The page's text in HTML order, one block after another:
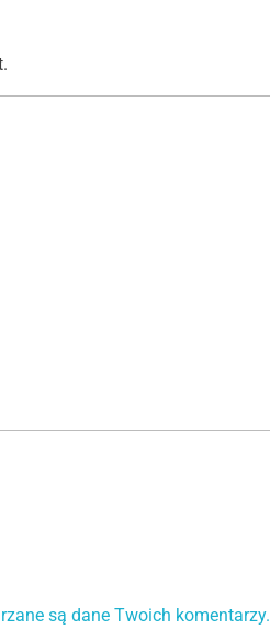
są dane Twoich komentarzy.